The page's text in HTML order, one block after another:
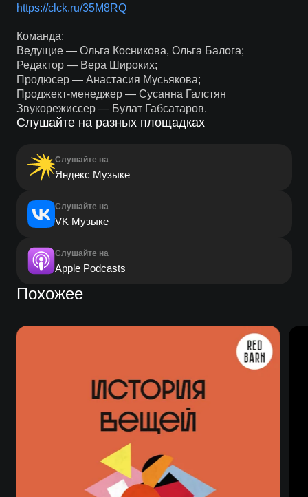
https://clck.ru/35M8RQ
Команда:
Ведущие — Ольга Косникова, Ольга Балога;
Редактор — Вера Широких;
Продюсер — Анастасия Мусьякова;
Проджект-менеджер — Сусанна Галстян
Звукорежиссер — Булат Габсатаров.
Слушайте на разных площадках
Слушайте на
Яндекс Музыке
Слушайте на
VK Музыке
Слушайте на
Apple Podcasts
Похожее